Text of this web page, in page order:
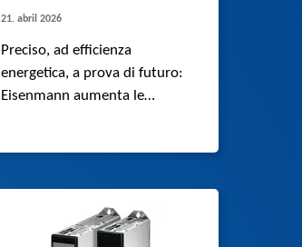
21. abril 2026
Preciso, ad efficienza
energetica, a prova di futuro:
Eisenmann aumenta le
servomotoriduttore sincrono,
un cavo e il relativo
azionamento STOBER.